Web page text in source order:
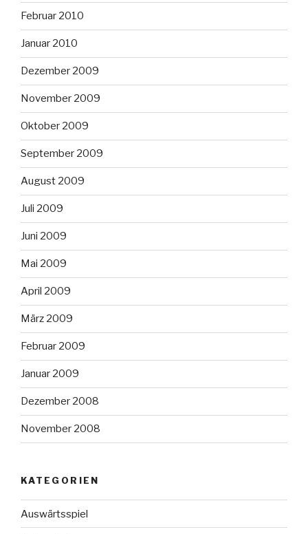
Februar 2010
Januar 2010
Dezember 2009
November 2009
Oktober 2009
September 2009
August 2009
Juli 2009
Juni 2009
Mai 2009
April 2009
März 2009
Februar 2009
Januar 2009
Dezember 2008
November 2008
KATEGORIEN
Auswärtsspiel